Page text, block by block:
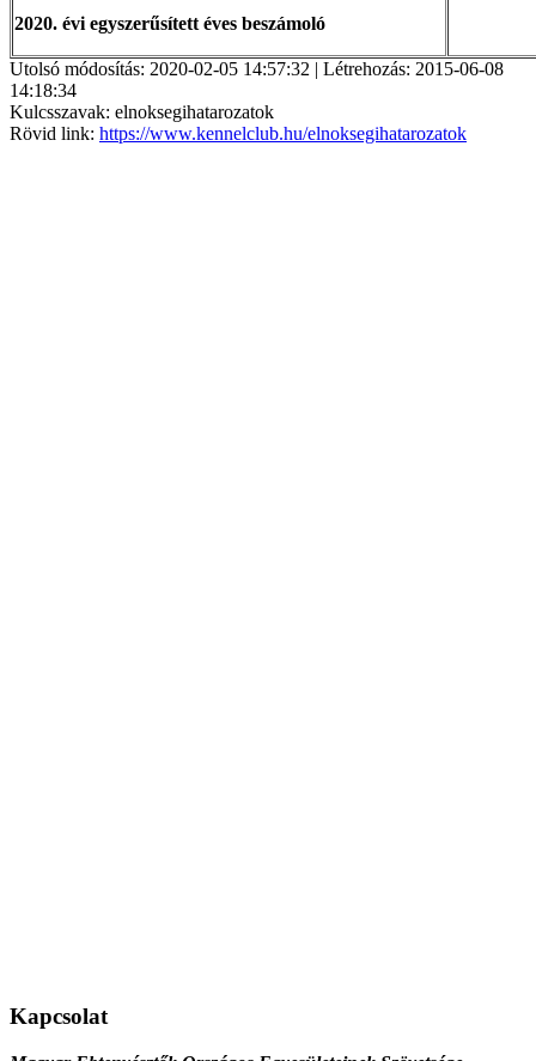
2020. évi egyszerűsített éves beszámoló
Utolsó módosítás: 2020-02-05 14:57:32 | Létrehozás: 2015-06-08
14:18:34
Kulcsszavak: elnoksegihatarozatok
Rövid link: https://www.kennelclub.hu/elnoksegihatarozatok
Kapcsolat